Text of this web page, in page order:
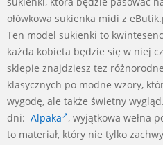
ołówkowa sukienka midi z
Ten model sukienki to
każda kobieta będzie się w niej
sklepie znajdziesz tez
klasycznych po modne wzory,
wygodę, ale także świetny
dni: Alpaka , wyjątkowa wełna
to materiał, który nie tylko